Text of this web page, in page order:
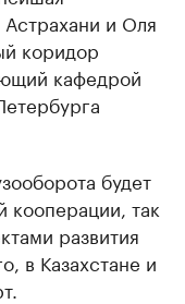
и Оля
коридор
кафедрой
будет
кооперации, так
развития
в Казахстане и